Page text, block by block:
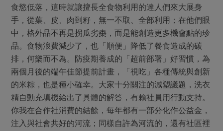
樂齡友善
社務會議 地區活動
活動報下載
食慾低落，這時就讓擅長全食物利用的達人們來大展身
手，從葉、皮、肉到籽，無一不取、全部利用；在他們眼
中，格外品不再是拐瓜劣棗，而是能創造更多機會點的珍
品。食物浪費減少了，也「順便」降低了餐食造成的碳
排，何樂而不為。防疫期養成的「超前部署」好習慣，為
兩個月後的端午佳節提前計畫，「視吃」各種傳統與創新
的米粽，也是種小確幸。大家十分關注的減塑議題，洗衣
精自動充填機給出了具體的解答，有賴社員用行動支持。
你我在合作社消費的結餘，每年都有一部分化作公益金，
注入與社會共好的河流；同樣自許為河流的，還有社區裡